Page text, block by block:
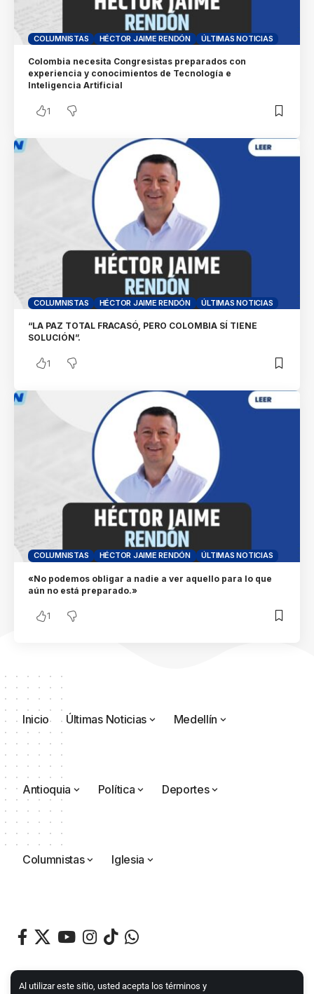
Al utilizar este sitio, usted acepta los términos y
COLUMNISTAS HÉCTOR JAIME RENDÓN ÚLTIMAS NOTICIAS
Colombia necesita Congresistas preparados con
experiencia y conocimientos de Tecnología e
Inteligencia Artificial
1
COLUMNISTAS HÉCTOR JAIME RENDÓN ÚLTIMAS NOTICIAS
“LA PAZ TOTAL FRACASÓ, PERO COLOMBIA SÍ TIENE
SOLUCIÓN”.
1
COLUMNISTAS HÉCTOR JAIME RENDÓN ÚLTIMAS NOTICIAS
«No podemos obligar a nadie a ver aquello para lo que
aún no está preparado.»
1
Inicio Últimas Noticias Medellín
Antioquia Política Deportes
Columnistas Iglesia